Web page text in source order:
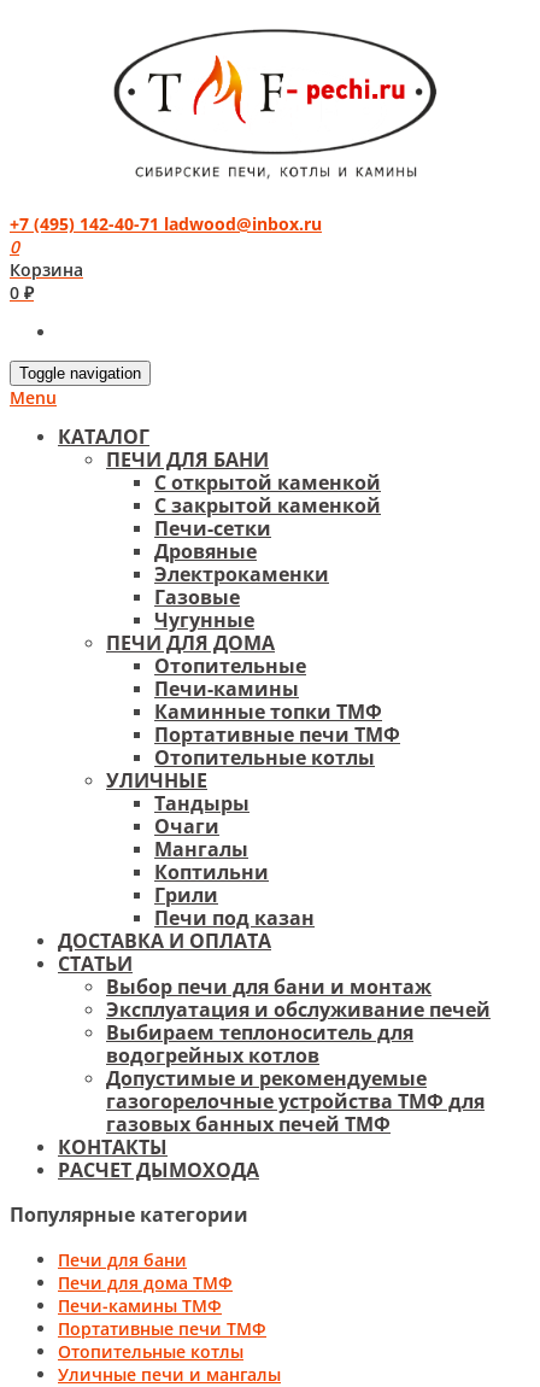
+7 (495) 142-40-71 ladwood@inbox.ru
0
Корзина
0 ₽
Toggle navigation
Menu
КАТАЛОГ
ПЕЧИ ДЛЯ БАНИ
С открытой каменкой
С закрытой каменкой
Печи-сетки
Дровяные
Электрокаменки
Газовые
Чугунные
ПЕЧИ ДЛЯ ДОМА
Отопительные
Печи-камины
Каминные топки ТМФ
Портативные печи ТМФ
Отопительные котлы
УЛИЧНЫЕ
Тандыры
Очаги
Мангалы
Коптильни
Грили
Печи под казан
ДОСТАВКА И ОПЛАТА
СТАТЬИ
Выбор печи для бани и монтаж
Эксплуатация и обслуживание печей
Выбираем теплоноситель для
водогрейных котлов
Допустимые и рекомендуемые
газогорелочные устройства ТМФ для
газовых банных печей ТМФ
КОНТАКТЫ
РАСЧЕТ ДЫМОХОДА
Популярные категории
Печи для бани
Печи для дома ТМФ
Печи-камины ТМФ
Портативные печи ТМФ
Отопительные котлы
Уличные печи и мангалы